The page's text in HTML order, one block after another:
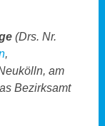
(Drs. Nr.
,
am
Bezirksamt